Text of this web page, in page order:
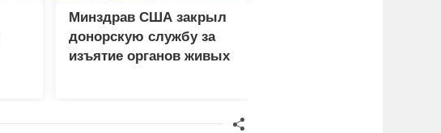
Минздрав США закрыл
донорскую службу за
изъятие органов живых